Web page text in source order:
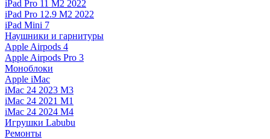
iPad Pro 11 M2 2022
iPad Pro 12.9 M2 2022
iPad Mini 7
Наушники и гарнитуры
Apple Airpods 4
Apple Airpods Pro 3
Моноблоки
Apple iMac
iMac 24 2023 M3
iMac 24 2021 M1
iMac 24 2024 M4
Игрушки Labubu
Ремонты